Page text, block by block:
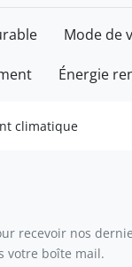
Mode de
Énergie
climatique
recevoir nos
votre boîte mail.